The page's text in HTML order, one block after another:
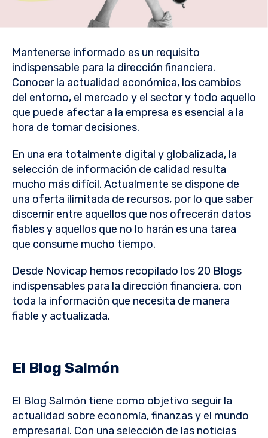
Mantenerse informado es un requisito
indispensable para la dirección financiera.
Conocer la actualidad económica, los cambios
del entorno, el mercado y el sector y todo aquello
que puede afectar a la empresa es esencial a la
hora de tomar decisiones.
En una era totalmente digital y globalizada, la
selección de información de calidad resulta
mucho más difícil. Actualmente se dispone de
una oferta ilimitada de recursos, por lo que saber
discernir entre aquellos que nos ofrecerán datos
fiables y aquellos que no lo harán es una tarea
que consume mucho tiempo.
Desde Novicap hemos recopilado los 20 Blogs
indispensables para la dirección financiera, con
toda la información que necesita de manera
fiable y actualizada.
El Blog Salmón
El Blog Salmón tiene como objetivo seguir la
actualidad sobre economía, finanzas y el mundo
empresarial. Con una selección de las noticias